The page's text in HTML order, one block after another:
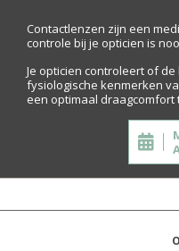
Contactlenzen zijn een
controle bij je opticien is
Je opticien controleert of
fysiologische kenmerken
een optimaal draagcomfort